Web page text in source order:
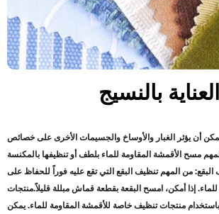
العناية بالنسيج
أن يؤثر الغبار والأوساخ والجسيمات الأخرى على خصائص
مسح الأقمشة المقاومة للماء بلطف أو تنظيفها بالمكنسة
البقع: من المهم تنظيف البقع التي تقع عليه فوراً للحفاظ على
إذا أمكن، امسح البقعة بقطعة قماش مبللة قليلاً.منتجات
منتجات تنظيف خاصة للأقمشة المقاومة للماء. يمكن